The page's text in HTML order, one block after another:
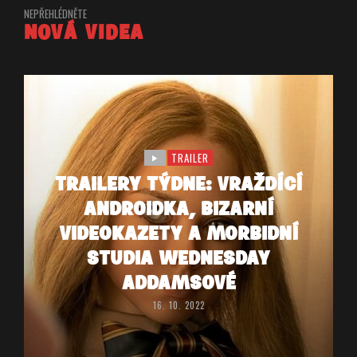
NEPŘEHLÉDNĚTE
NOVÁ VIDEA
TRAILER
TRAILERY TÝDNE: VRAŽDÍCÍ
ANDROIDKA, BIZARNÍ
VIDEOKAZETY A MORBIDNÍ
STUDIA WEDNESDAY
ADDAMSOVÉ
16. 10. 2022